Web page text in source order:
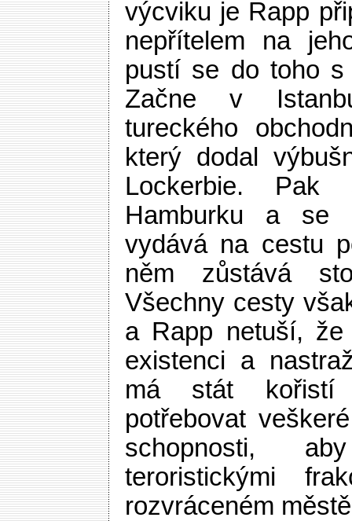
výcviku je Rapp
nepřítelem na
pustí se do toho s
Začne v
tureckého
který dodal
Lockerbie.
Hamburku a se
vydává na cestu
něm zůstává
Všechny cesty
a Rapp netuší,
existenci a
má stát
potřebovat
schopnosti,
teroristickými
rozvráceném